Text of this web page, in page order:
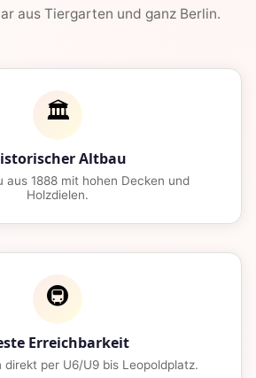
aus Tiergarten und ganz Berlin.
🏛️
Altbau
aus 1888 mit hohen Decken und
Holzdielen.
🚇
Erreichbarkeit
direkt per U6/U9 bis Leopoldplatz.